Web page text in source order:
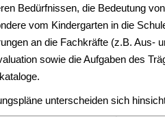
Bedürfnissen, die Bedeutung
vom Kindergarten in die
an die Fachkräfte (z.B. Aus-
sowie die Aufgaben des
unterscheiden sich